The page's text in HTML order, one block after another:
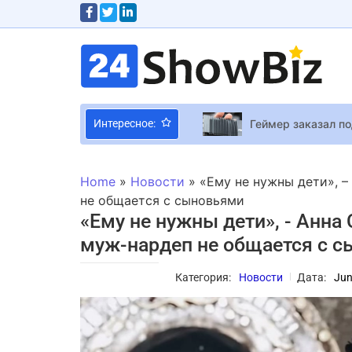
Интересное:
Геймер заказал
Разработчики
Вера Вонг
Blizzard провела
Netflix
Юрий Дяк – о
Home » Новости » «Ему не нужны дети»,
не общается с сыновьями
«Ему не нужны дети», - Анна
муж-нардеп не общается с
Категория: Новости Дата: